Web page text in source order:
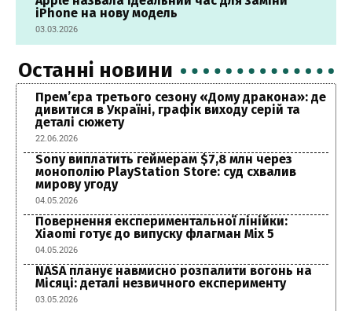
iPhone на нову модель
03.03.2026
Останні новини
Прем’єра третього сезону «Дому дракона»: де
дивитися в Україні, графік виходу серій та
деталі сюжету
22.06.2026
Sony виплатить геймерам $7,8 млн через
монополію PlayStation Store: суд схвалив
мирову угоду
04.05.2026
Повернення експериментальної лінійки:
Xiaomi готує до випуску флагман Mix 5
04.05.2026
NASA планує навмисно розпалити вогонь на
Місяці: деталі незвичного експерименту
03.05.2026